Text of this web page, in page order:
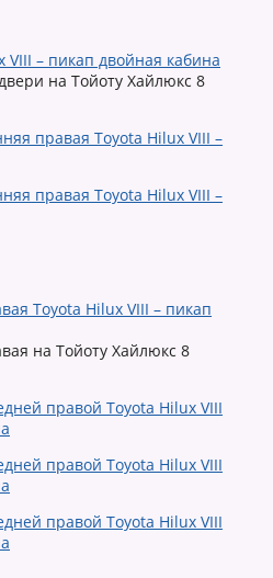
VIII – пикап двойная кабина
на Тойоту Хайлюкс 8
Toyota Hilux VIII – пикап
на Тойоту Хайлюкс 8